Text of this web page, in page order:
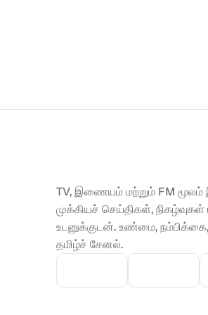
TV, இணையம் மற்றும் FM
முக்கியச் செய்திகள்,
உடனுக்குடன். உண்மை,
தமிழ்ச் சேனல்.